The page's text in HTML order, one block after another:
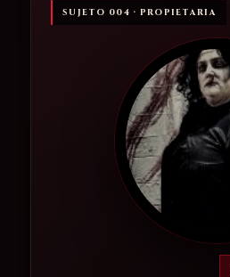
SUJETO 004 · PROPIETARIA